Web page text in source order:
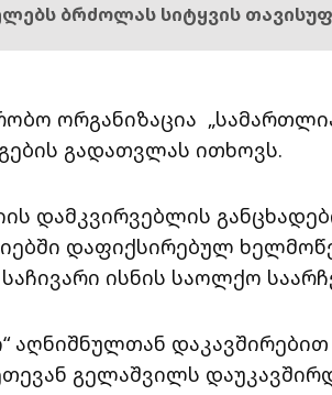
ბრძოლას სიტყვის
ორგანიზაცია
გადათვლას ითხოვს.
დამკვირვებლის
დაფიქსირებულ
საჩივარი ისნის საოლქო
აღნიშნულთან
გელაშვილს